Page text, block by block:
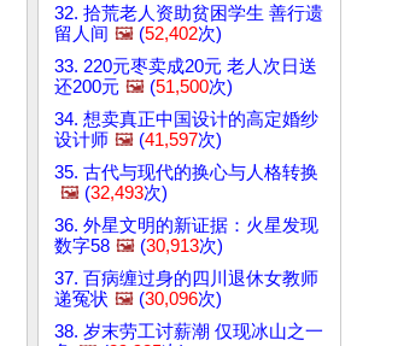
32. 拾荒老人资助贫困学生 善行遗
留人间 🖼️ (52,402次)
33. 220元枣卖成20元 老人次日送
还200元 🖼️ (51,500次)
34. 想卖真正中国设计的高定婚纱
设计师 🖼️ (41,597次)
35. 古代与现代的换心与人格转换
🖼️ (32,493次)
36. 外星文明的新证据：火星发现
数字58 🖼️ (30,913次)
37. 百病缠过身的四川退休女教师
递冤状 🖼️ (30,096次)
38. 岁末劳工讨薪潮 仅现冰山之一